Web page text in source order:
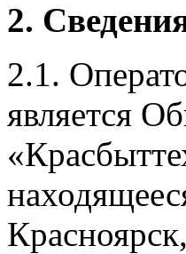
2.
2.1.
является